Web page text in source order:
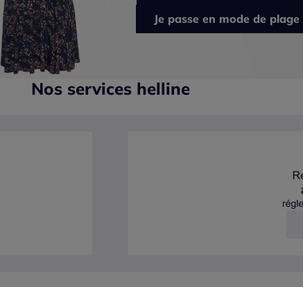
Je passe en mode de plage
Nos services helline